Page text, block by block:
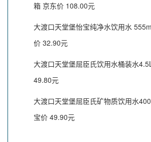
箱 京东价 108.00元
大渡口天堂堡怡宝纯净水饮用水
价 32.90元
大渡口天堂堡屈臣氏饮用水桶装水
49.80元
大渡口天堂堡屈臣氏矿物质饮用水
宝价 49.90元